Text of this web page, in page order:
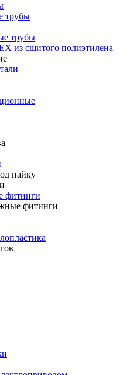
трубы
трубы
из сшитого полиэтилена
пайку
фитинги
фитинги